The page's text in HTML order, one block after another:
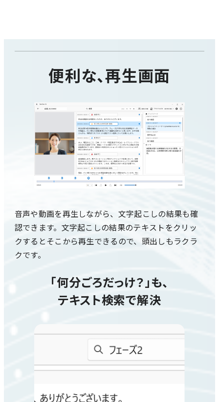
便利な、再生画面
音声や動画を再生しながら、文字起こしの結果も確
認できます。 文字起こしの結果のテキストをクリッ
クするとそこから再生できるので、頭出しもラクラ
クです。
「何分ごろだっけ？」も、
テキスト検索で解決